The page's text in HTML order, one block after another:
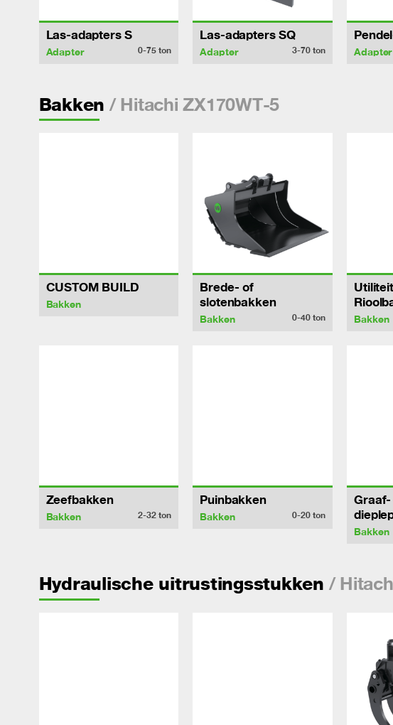
Las-adapters S
Adapter 0-75ton
Las-adapters SQ
Adapter 3-70ton Adapter
Bakken / Hitachi ZX170WT-5
CUSTOM BUILD
Bakken
Brede- of
slotenbakken
Bakken 0-40ton Bakken
Zeefbakken
Bakken 2-32ton
Puinbakken
Bakken 0-20ton
Bakken
Hydraulische uitrustingsstukken /